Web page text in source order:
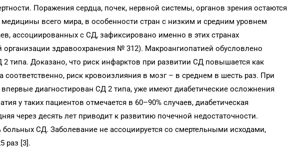
Поражения сердца, почек, нервной системы, органов зрения остаются
всего мира, в особенности стран с низким и средним уровнем
ассоциированных с СД, зафиксировано именно в этих странах
здравоохранения № 312). Макроангиопатией обусловлено
2 типа. Доказано, что риск инфарктов при развитии СД повышается как
соответственно, риск кровоизлияния в мозг – в среднем в шесть раз. При
диагностирован СД 2 типа, уже имеют диабетические осложнения
у таких пациентов отмечается в 60–90% случаев, диабетическая
через десять лет приводит к развитию почечной недостаточности.
больных СД. Заболевание не ассоциируется со смертельными исходами,
раз [3].